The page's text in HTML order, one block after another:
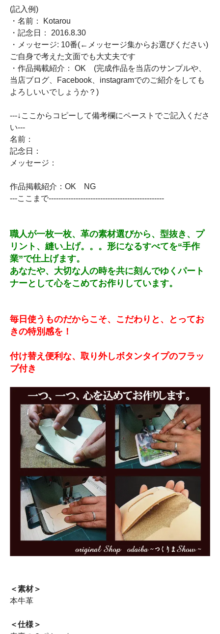
(記入例)
・名前： Kotarou
・記念日： 2016.8.30
・メッセージ: 10番(←メッセージ集からお選びください)
ご自身で考えた文面でも大丈夫です
・作品掲載紹介： OK (完成作品を当店のサンプルや、
当店ブログ、Facebook、instagramでのご紹介をしても
よろしいいでしょうか？)
---↓ここからコピーして備考欄にペーストでご記入くださ
い---
名前：
記念日：
メッセージ：
作品掲載紹介：OK NG
---ここまで-----------------------------------------------
職人が一枚一枚、革の素材選びから、型抜き、プ
リント、縫い上げ。。。形になるすべてを“手作
業”で仕上げます。
あなたや、大切な人の時を共に刻んでゆくパート
ナーとして心をこめてお作りしています。
毎日使うものだからこそ、こだわりと、とってお
きの特別感を！
付け替え便利な、取り外しボタンタイプのフラッ
プ付き
＜素材＞
本牛革
＜仕様＞